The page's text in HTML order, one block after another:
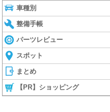
車種別
整備手帳
パーツレビュー
スポット
まとめ
【PR】ショッピング